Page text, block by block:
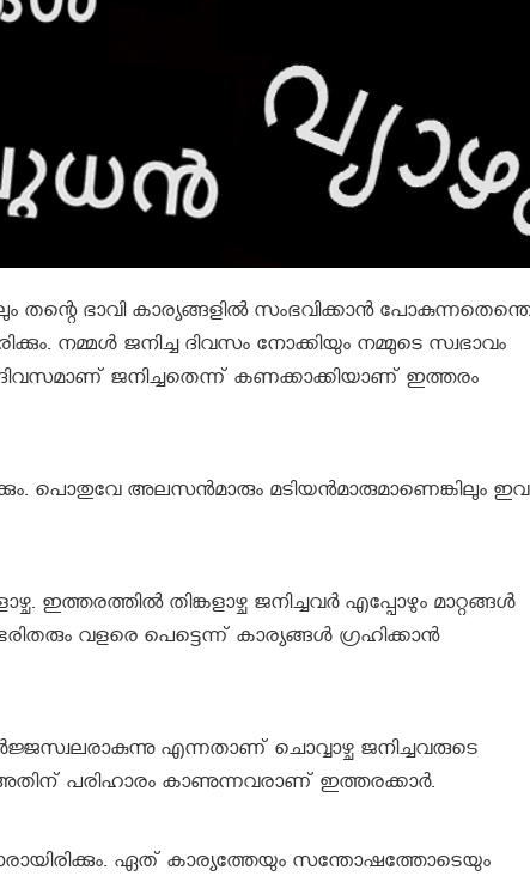
തന്റെ ഭാവി കാര്യങ്ങളില്‍ സംഭവിക്കാന്‍
നമ്മള്‍ ജനിച്ച ദിവസം നോക്കിയും നമ്മുടെ സ്വഭാവം
ജനിച്ചതെന്ന് കണക്കാക്കിയാണ് ഇത്തരം
പൊതുവേ അലസന്‍മാരും മടിയന്‍മാരുമാണെങ്കിലും
ഇത്തരത്തില്‍ തിങ്കളാഴ്ച ജനിച്ചവര്‍ എപ്പോഴും മാറ്റങ്ങള്‍
വളരെ പെട്ടെന്ന് കാര്യങ്ങള്‍ ഗ്രഹിക്കാന്‍
എന്നതാണ് ചൊവ്വാഴ്ച ജനിച്ചവരുടെ
പരിഹാരം കാണുന്നവരാണ് ഇത്തരക്കാര്‍.
ഏത് കാര്യത്തേയും സന്തോഷത്തോടെയും